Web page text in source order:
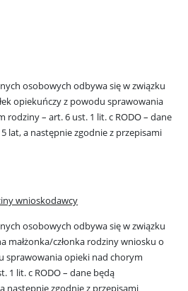
osobowych odbywa się w związku
opiekuńczy z powodu sprawowania
rodziny – art. 6 ust. 1 lit. c RODO – dane
lat, a następnie zgodnie z przepisami
wnioskodawcy
osobowych odbywa się w związku
małżonka/członka rodziny wniosku o
sprawowania opieki nad chorym
1 lit. c RODO – dane będą
następnie zgodnie z przepisami